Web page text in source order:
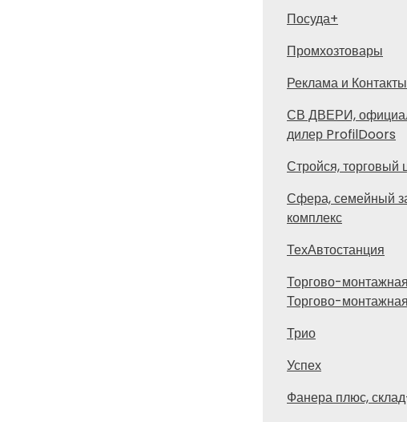
Посуда+
Промхозтовары
Реклама и Контакты
СВ ДВЕРИ,
дилер ProfilDoors
Стройся, торговый
Сфера, семейный
комплекс
ТехАвтостанция
Торгово-
Торгово-
Трио
Успех
Фанера плюс,